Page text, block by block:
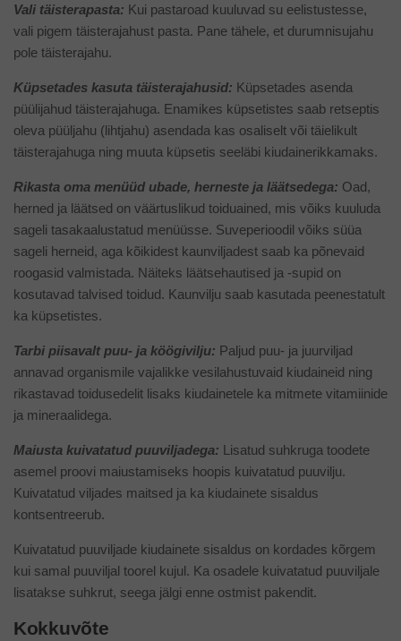
Vali täisterapasta: Kui pastaroad kuuluvad su eelistustesse,
vali pigem täisterajahust pasta. Pane tähele, et durumnisujahu
pole täisterajahu.
Küpsetades kasuta täisterajahusid: Küpsetades asenda
püülijahud täisterajahuga. Enamikes küpsetistes saab retseptis
oleva püüljahu (lihtjahu) asendada kas osaliselt või täielikult
täisterajahuga ning muuta küpsetis seeläbi kiudainerikkamaks.
Rikasta oma menüüd ubade, herneste ja läätsedega: Oad,
herned ja läätsed on väärtuslikud toiduained, mis võiks kuuluda
sageli tasakaalustatud menüüsse. Suveperioodil võiks süüa
sageli herneid, aga kõikidest kaunviljadest saab ka põnevaid
roogasid valmistada. Näiteks läätsehautised ja -supid on
kosutavad talvised toidud. Kaunvilju saab kasutada peenestatult
ka küpsetistes.
Tarbi piisavalt puu- ja köögivilju: Paljud puu- ja juurviljad
annavad organismile vajalikke vesilahustuvaid kiudaineid ning
rikastavad toidusedelit lisaks kiudainetele ka mitmete vitamiinide
ja mineraalidega.
Maiusta kuivatatud puuviljadega: Lisatud suhkruga toodete
asemel proovi maiustamiseks hoopis kuivatatud puuvilju.
Kuivatatud viljades maitsed ja ka kiudainete sisaldus
kontsentreerub.
Kuivatatud puuviljade kiudainete sisaldus on kordades kõrgem
kui samal puuviljal toorel kujul. Ka osadele kuivatatud puuviljale
lisatakse suhkrut, seega jälgi enne ostmist pakendit.
Kokkuvõte